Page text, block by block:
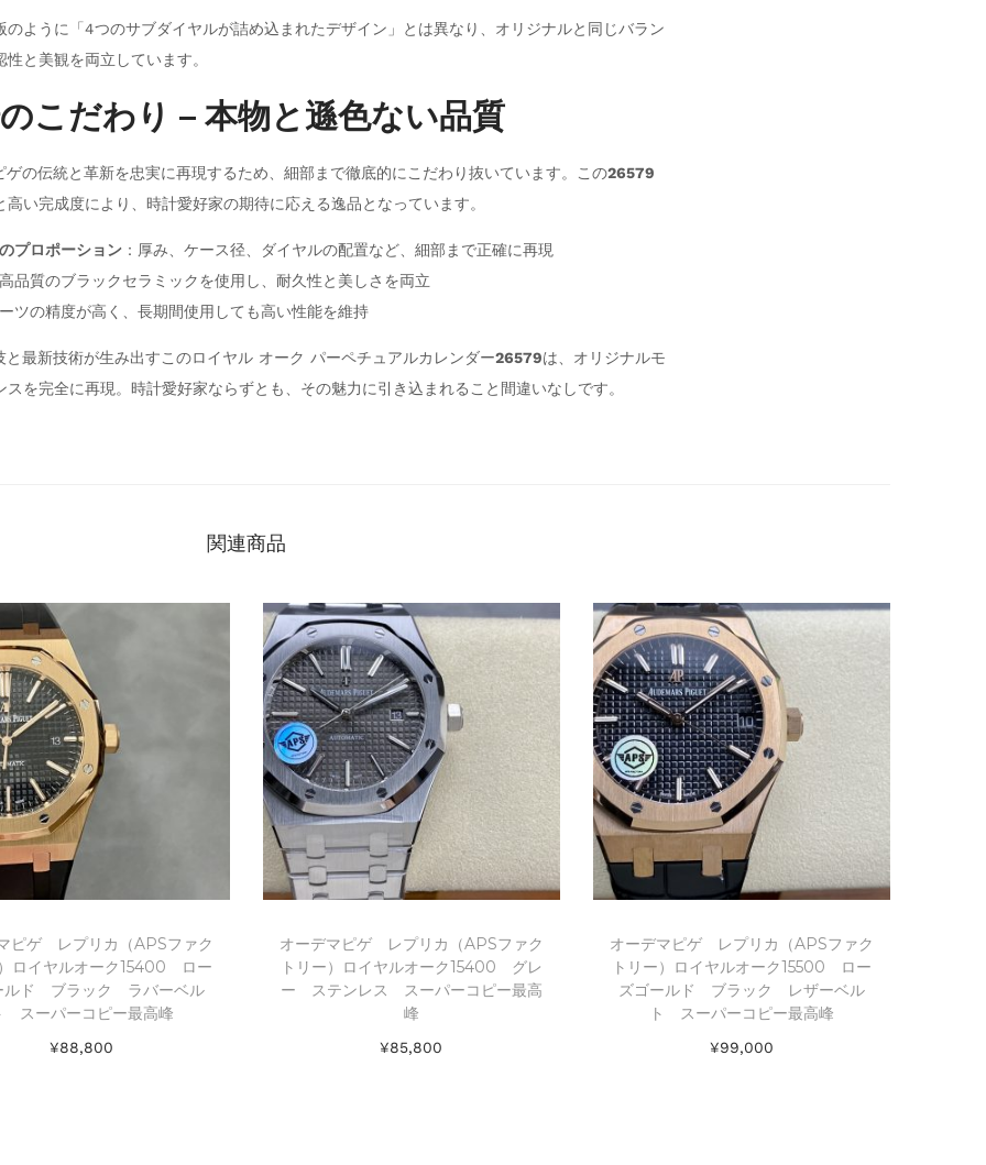
のように「4つのサブダイヤルが詰め込まれたデザイン」とは異なり、オリジナルと同じバラン
と美観を両立しています。
こだわり – 本物と遜色ない品質
ゲの伝統と革新を忠実に再現するため、細部まで徹底的にこだわり抜いています。この26579
い完成度により、時計愛好家の期待に応える逸品となっています。
プロポーション ：厚み、ケース径、ダイヤルの配置など、細部まで正確に再現
高品質のブラックセラミックを使用し、耐久性と美しさを両立
ーツの精度が高く、長期間使用しても高い性能を維持
と最新技術が生み出すこのロイヤル オーク パーペチュアルカレンダー26579は、オリジナルモ
を完全に再現。時計愛好家ならずとも、その魅力に引き込まれること間違いなしです。
関連商品
ピゲ レプリカ（APSファク
ロイヤルオーク15400 ロー
ルド ブラック ラバーベル
スーパーコピー最高峰
¥88,800
オーデマピゲ レプリカ（APSファク
トリー）ロイヤルオーク15400 グレ
ー ステンレス スーパーコピー最高
峰
¥85,800
オーデマピゲ レプリカ（APSファク
トリー）ロイヤルオーク15500 ロー
ズゴールド ブラック レザーベル
ト スーパーコピー最高峰
¥99,000